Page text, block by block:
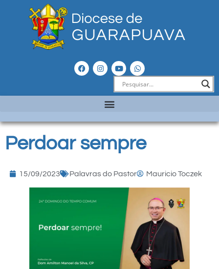
Perdoar sempre
15/09/2023 Palavras do Pastor Mauricio Toczek